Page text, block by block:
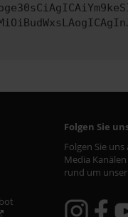
Folgen Sie
Folgen Sie
Media
rund um